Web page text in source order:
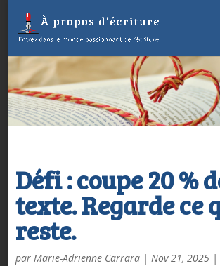
Défi : coupe 20 %
texte. Regarde ce
reste.
par Marie-Adrienne Carrara| Nov 21, 2025|